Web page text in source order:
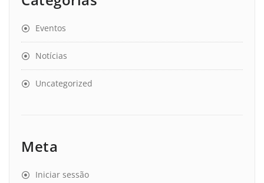
Eventos
Notícias
Uncategorized
Meta
Iniciar sessão